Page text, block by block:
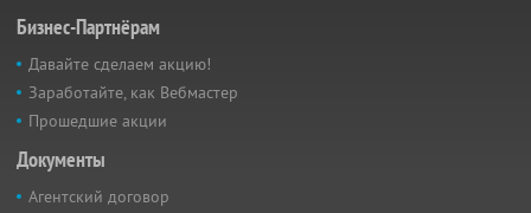
Бизнес-Партнёрам
Давайте сделаем акцию!
Заработайте, как Вебмастер
Прошедшие акции
Документы
Агентский договор